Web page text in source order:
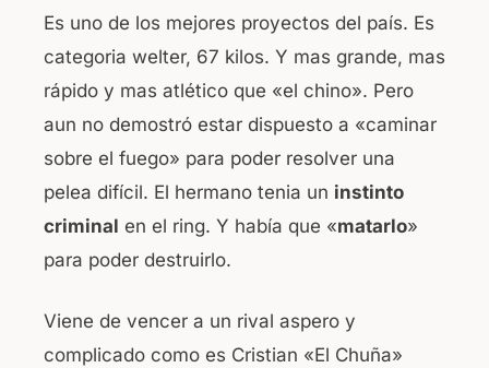
Es uno de los mejores proyectos del país. Es
categoria welter, 67 kilos. Y mas grande, mas
rápido y mas atlético que «el chino». Pero
aun no demostró estar dispuesto a «caminar
sobre el fuego» para poder resolver una
pelea difícil. El hermano tenia un instinto
criminal en el ring. Y había que «matarlo»
para poder destruirlo.
Viene de vencer a un rival aspero y
complicado como es Cristian «El Chuña»